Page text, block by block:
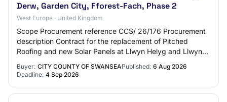
Derw, Garden City, Fforest-Fach, Phase 2
West Europe · United Kingdom
Scope Procurement reference CCS/ 26/176 Procurement
description Contract for the replacement of Pitched
Roofing and new Solar Panels at Llwyn Helyg and Llwyn
Buyer: CITY COUNTY OF SWANSEAPublished: 6 Aug 2026
Deadline: 4 Sep 2026